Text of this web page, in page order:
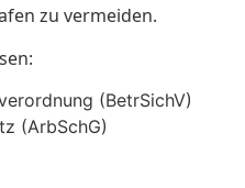
zu vermeiden.
(BetrSichV)
(ArbSchG)